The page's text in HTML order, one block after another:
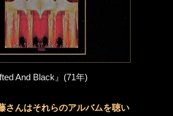
And Black』(71年)
さんはそれらのアルバムを聴い